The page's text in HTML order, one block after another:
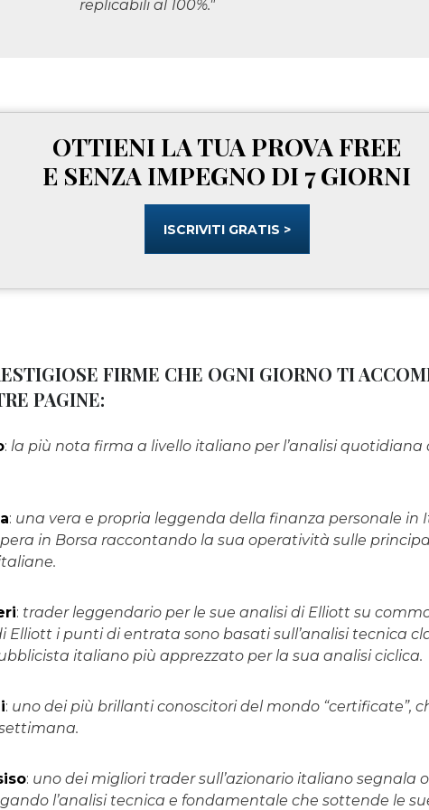
replicabili al 100%."
OTTIENI LA TUA PROVA FREE
E SENZA IMPEGNO DI 7 GIORNI
ISCRIVITI GRATIS >
FIRME CHE OGNI GIORNO TI
PAGINE:
: la più nota firma a livello italiano per l’analisi quotidiana
: una vera e propria leggenda della finanza personale in
in Borsa raccontando la sua operatività sulle
: trader leggendario per le sue analisi di Elliott su
Elliott i punti di entrata sono basati sull’analisi tecnica
italiano più apprezzato per la sua analisi ciclica.
: uno dei più brillanti conoscitori del mondo “certificate”,
: uno dei migliori trader sull’azionario italiano segnala
l’analisi tecnica e fondamentale che sottende le